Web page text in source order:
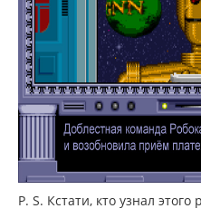
P. S. Кстати, кто узнал этого